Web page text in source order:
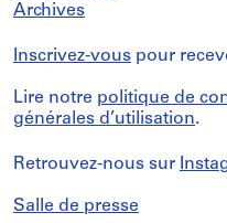
Archives
Inscrivez-vous pour
Lire notre politique de
générales d’utilisation.
Retrouvez-nous sur
Salle de presse